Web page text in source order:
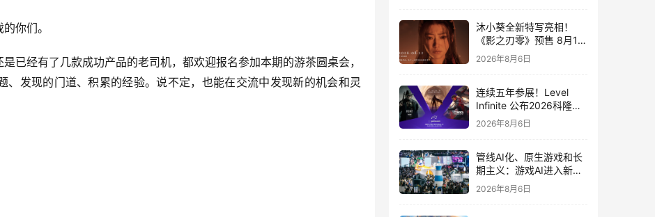
你们。
已经有了几款成功产品的老司机，都欢迎报名参加本期的游茶圆桌会，
、发现的门道、积累的经验。说不定，也能在交流中发现新的机会和灵
沐小葵全新特写亮相！
《影之刃零》预售 8月12
日开启
2026年8月6日
连续五年参展！Level
Infinite 公布2026科隆游
戏展产品阵容
2026年8月6日
管线AI化、原生游戏和长
期主义：游戏AI进入新共
识时代
2026年8月6日